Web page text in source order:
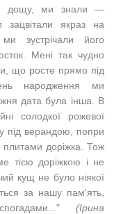
дощу, ми знали —
якраз на
зустрічали його
Мені так чудно
що росте прямо під
народження ми
дата була інша. В
солодкої рожевої
під верандою, попри
доріжка. Тож
тією доріжкою і не
кущ не було ніякої
за нашу пам'ять,
(Ірина